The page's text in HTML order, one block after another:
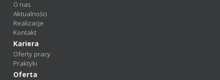
O nas
Aktualności
Realizacje
Kontakt
Kariera
Oferty pracy
Praktyki
Oferta